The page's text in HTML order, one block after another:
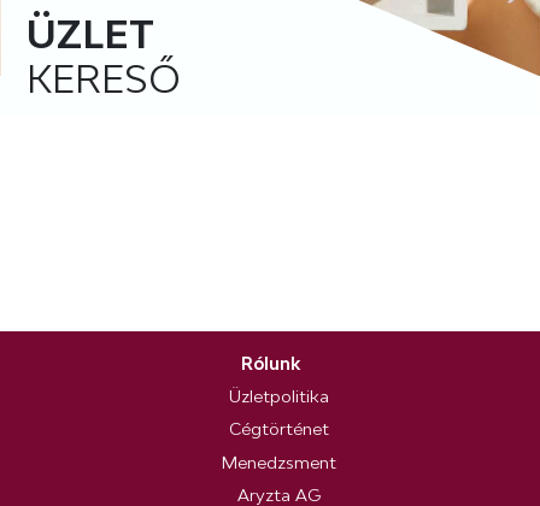
ÜZLET
KERESŐ
Rólunk
Üzletpolitika
Cégtörténet
Menedzsment
Aryzta AG